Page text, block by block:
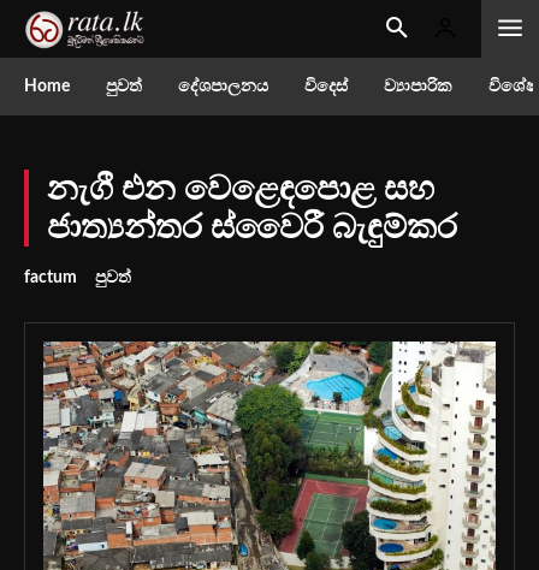
Home පුවත් දේශපාලනය විදෙස් ව්‍යාපාරික
නැගී එන වෙළෙඳපොළ සහ
ජාත්‍යන්තර ස්වෛරී බැඳුම්කර
factum පුවත්